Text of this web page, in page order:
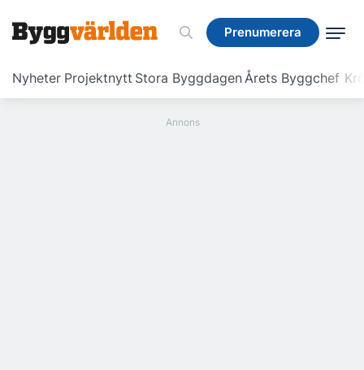
Prenumerera
Nyheter Projektnytt Stora ByggdagenÅrets Byggchef
Prenumerera